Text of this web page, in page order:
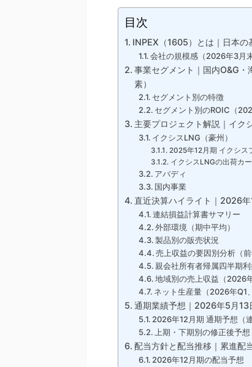
目次
INPEX（1605）とは｜日本の
会社の規模感（2026年3月
事業セグメント｜国内O&G
素）
セグメント別の特徴
セグメント別のROIC（
主要プロジェクト解説｜イク
イクシスLNG（豪州）
2025年12月期 イクシス
イクシスLNGの出荷カ
アバディ
国内事業
直近決算ハイライト｜2026
連結損益計算書サマリー
外部環境（期中平均）
製品別の販売状況
売上収益の要因別分析（
親会社所有者帰属四半期
地域別の売上収益（2026年
ネット生産量（2026年Q1
通期業績予想｜2026年5月13
2026年12月期 通期予想（
上期・下期別の修正後予想
配当方針と配当推移｜累進配
2026年12月期の配当予想